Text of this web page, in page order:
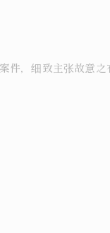
件，细致主张故意